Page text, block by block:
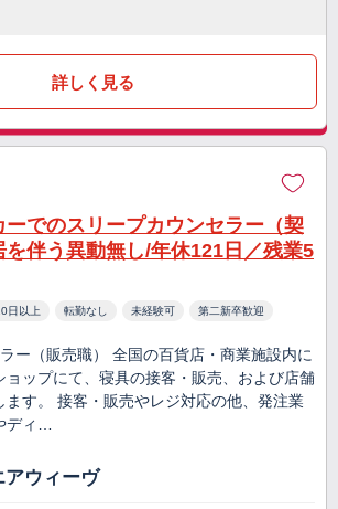
詳しく見る
でのスリープカウンセラー（契
伴う異動無し/年休121日／残業5
日以上 転勤なし 未経験可 第二新卒歓迎
ー（販売職） 全国の百貨店・商業施設内に
ョップにて、寝具の接客・販売、および店舗
ます。 接客・販売やレジ対応の他、発注業
ディ…
アウィーヴ